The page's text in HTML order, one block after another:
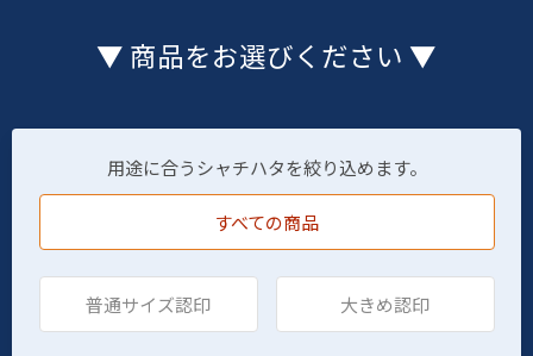
▼ 商品をお選びください ▼
用途に合うシャチハタを絞り込めます。
すべての商品
普通サイズ認印 大きめ認印